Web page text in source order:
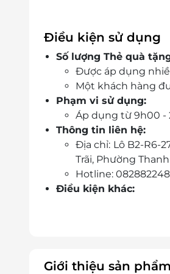
Linh hoạt lựa chọn
dành cho nhóm khách.
Đặt thẻ ngay trên
trao đi.
Điều kiện sử dụng
Số lượng Thẻ quà
Được áp dụng
Một khách hàng
Phạm vi sử dụng:
Áp dụng từ 9h00 -
Thông tin liên hệ:
Địa chỉ: Lô B2-R6-
Trãi, Phường
Hotline:
Điều kiện khác:
E-gift không áp
Giới thiệu sản phẩm